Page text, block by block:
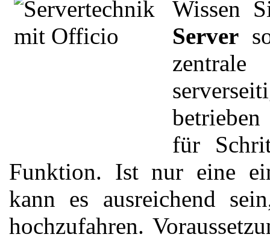
Wissen
Server
für
Funktion. Ist nur eine
kann es ausreichend
hochzufahren.